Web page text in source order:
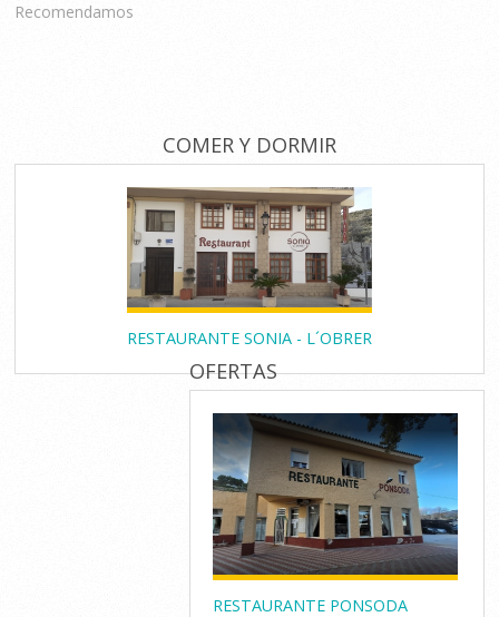
Recomendamos
COMER Y DORMIR
RESTAURANTE SONIA - L´OBRER
OFERTAS
RESTAURANTE PONSODA